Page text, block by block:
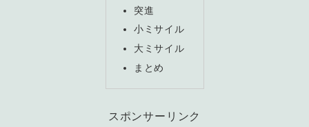
突進
小ミサイル
大ミサイル
まとめ
スポンサーリンク